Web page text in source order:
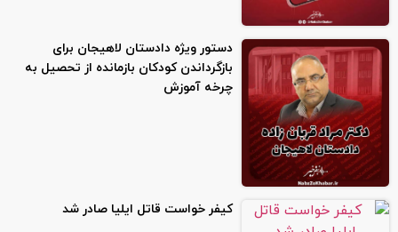
دستور ویژه دادستان لاهیجان برای
بازگرداندن کودکان بازمانده از تحصیل به
چرخه آموزش
کیفر خواست قاتل ایلیا صادر شد